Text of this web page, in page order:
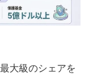
大級のシェアを